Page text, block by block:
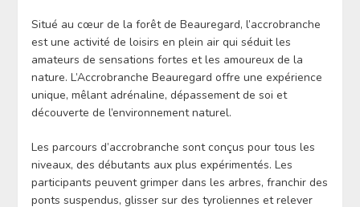
Situé au cœur de la forêt de Beauregard, l’accrobranche
est une activité de loisirs en plein air qui séduit les
amateurs de sensations fortes et les amoureux de la
nature. L’Accrobranche Beauregard offre une expérience
unique, mêlant adrénaline, dépassement de soi et
découverte de l’environnement naturel.
Les parcours d’accrobranche sont conçus pour tous les
niveaux, des débutants aux plus expérimentés. Les
participants peuvent grimper dans les arbres, franchir des
ponts suspendus, glisser sur des tyroliennes et relever